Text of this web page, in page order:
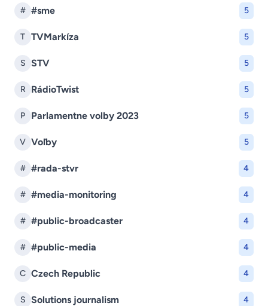
# #sme 5
T TVMarkíza 5
S STV 5
R RádioTwist 5
P Parlamentne volby 2023 5
V Voľby 5
# #rada-stvr 4
# #media-monitoring 4
# #public-broadcaster 4
# #public-media 4
C Czech Republic 4
S Solutions journalism 4